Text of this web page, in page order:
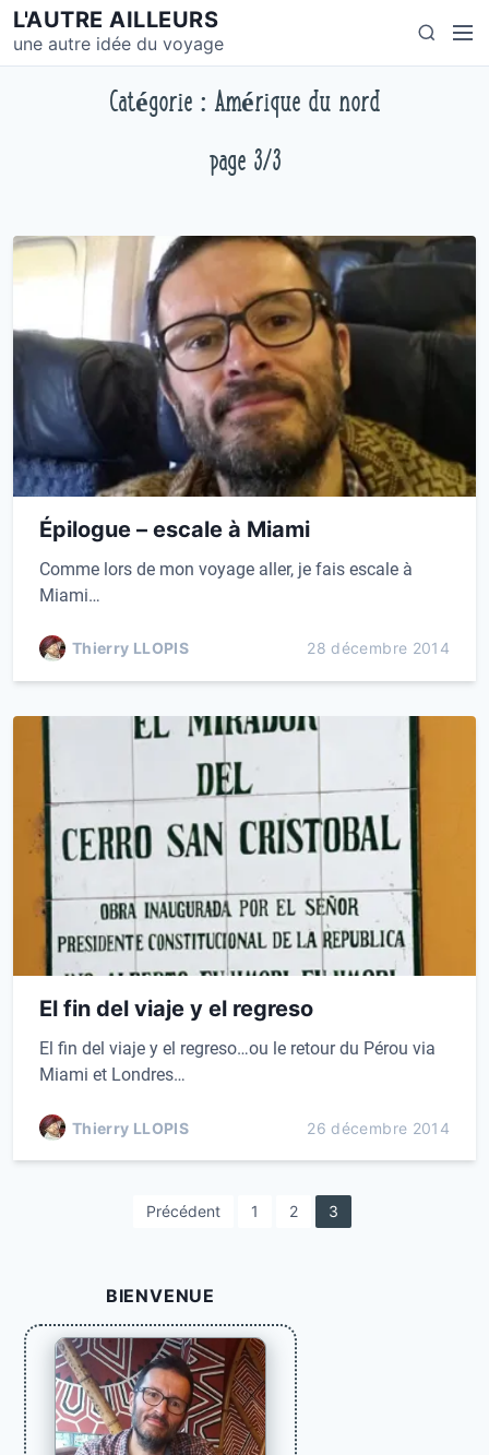
i
L'AUTRE AILLEURS
une autre idée du voyage
S
e
M
Catégorie : Amérique du nord
page 3/3
Épilogue – escale à Miami
Comme lors de mon voyage aller, je fais escale à
Miami…
Thierry LLOPIS 28 décembre 2014
El fin del viaje y el regreso
El fin del viaje y el regreso…ou le retour du Pérou via
Miami et Londres…
Thierry LLOPIS 26 décembre 2014
n
a
Précédent 1 2 3
BIENVENUE